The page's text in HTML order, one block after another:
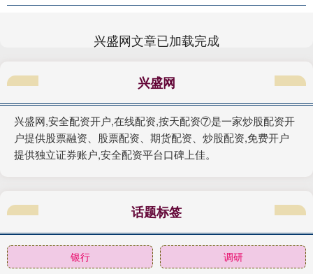
兴盛网文章已加载完成
兴盛网
兴盛网,安全配资开户,在线配资,按天配资⑦是一家炒股配资开
户提供股票融资、股票配资、期货配资、炒股配资,免费开户
提供独立证券账户,安全配资平台口碑上佳。
话题标签
银行 调研